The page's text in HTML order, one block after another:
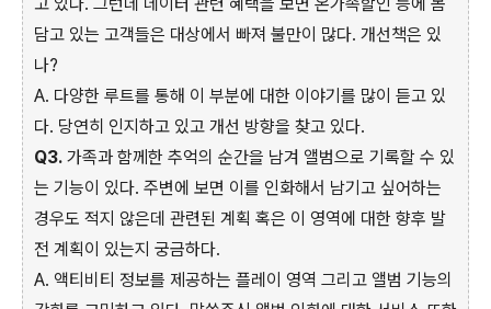
담고 있는 고객들은 대상에서 빠져 불만이 많다. 개선책은 있
나?
A. 다양한 루트를 통해 이 부분에 대한 이야기를 많이 듣고 있
다. 당연히 인지하고 있고 개선 방향을 찾고 있다.
Q3. 가족과 함께한 추억의 순간을 남겨 앨범으로 기록할 수 있
는 기능이 있다. 주변에 보면 이를 인화해서 남기고 싶어하는
경우도 적지 않은데 관련된 계획 혹은 이 영역에 대한 향후 발
전 계획이 있는지 궁금하다.
A. 액티비티 정보를 제공하는 플레이 영역 그리고 앨범 기능의